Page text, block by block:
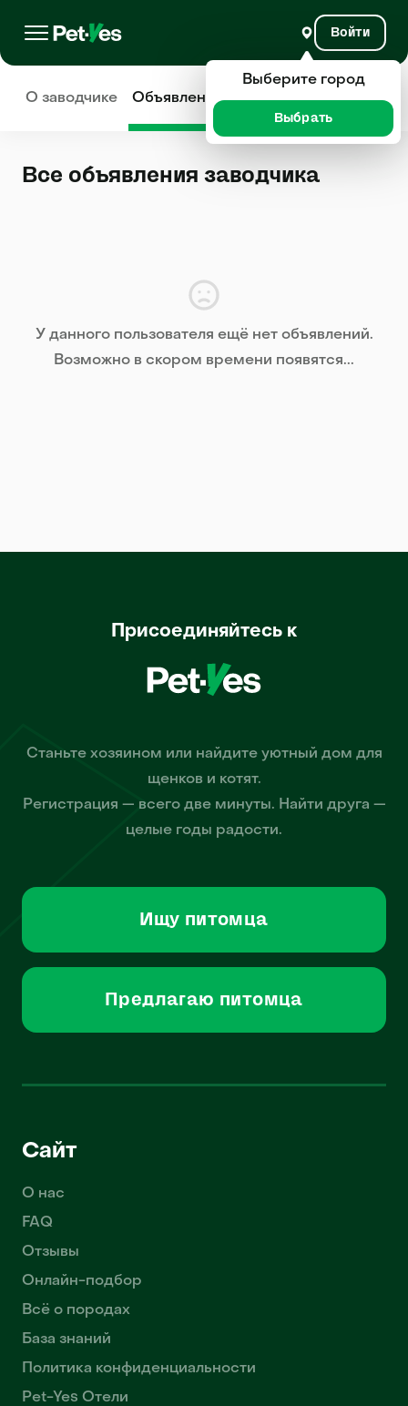
Войти
О заводчике Объявления Отзывы
Все объявления заводчика
У данного пользователя ещё нет объявлений.
Возможно в скором времени появятся...
Присоединяйтесь к
Станьте хозяином или найдите уютный дом для
щенков и котят.
Регистрация — всего две минуты. Найти друга —
целые годы радости.
Ищу питомца
Предлагаю питомца
Сайт
О нас
FAQ
Отзывы
Онлайн-подбор
Всё о породах
База знаний
Политика конфиденциальности
Pet-Yes Отели
Выберите город
Выбрать